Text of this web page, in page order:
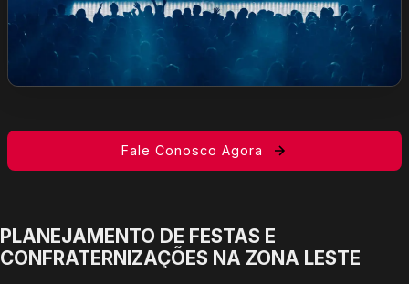
Fale Conosco Agora
PLANEJAMENTO DE FESTAS E
CONFRATERNIZAÇÕES NA ZONA LESTE